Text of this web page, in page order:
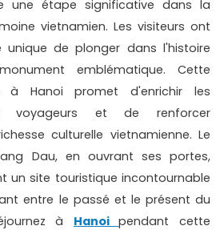
une étape significative dans la
vietnamien. Les visiteurs ont
de plonger dans l'histoire
emblématique. Cette
à Hanoi promet d'enrichir les
voyageurs et de renforcer
culturelle vietnamienne. Le
Dau, en ouvrant ses portes,
un site touristique incontournable
entre le passé et le présent du
à Hanoipendant cette